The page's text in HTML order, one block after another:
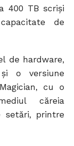
400 TB scriși
de
de hardware,
o versiune
cu o
căreia
setări, printre